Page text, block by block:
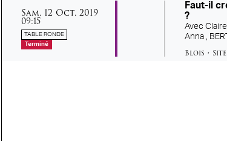
samedi
Sam. 12 octobre
Oct. 2019
09:15
TABLE RONDE
Terminé
Faut-il
?
Avec
Anna ,
Blois •